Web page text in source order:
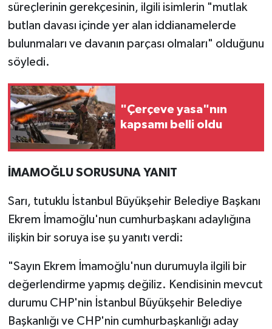
süreçlerinin gerekçesinin, ilgili isimlerin "mutlak
butlan davası içinde yer alan iddianamelerde
bulunmaları ve davanın parçası olmaları" olduğunu
söyledi.
"Çerçeve yasa"nın
kapsamı belli oldu
İMAMOĞLU SORUSUNA YANIT
Sarı, tutuklu İstanbul Büyükşehir Belediye Başkanı
Ekrem İmamoğlu'nun cumhurbaşkanı adaylığına
ilişkin bir soruya ise şu yanıtı verdi:
"Sayın Ekrem İmamoğlu'nun durumuyla ilgili bir
değerlendirme yapmış değiliz. Kendisinin mevcut
durumu CHP'nin İstanbul Büyükşehir Belediye
Başkanlığı ve CHP'nin cumhurbaşkanlığı aday